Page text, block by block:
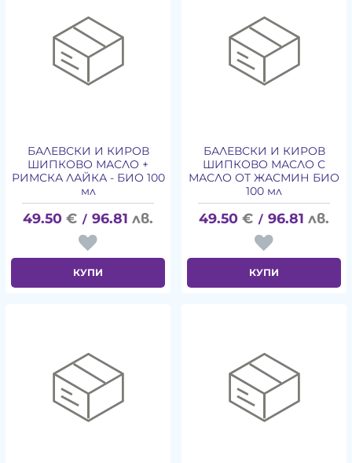
БАЛЕВСКИ И КИРОВ
ШИПКОВО МАСЛО +
РИМСКА ЛАЙКА - БИО 100
мл
49.50 € / 96.81 лв.
КУПИ
БАЛЕВСКИ И КИРОВ
ШИПКОВО МАСЛО С
МАСЛО ОТ ЖАСМИН БИО
100 мл
49.50 € / 96.81 лв.
КУПИ